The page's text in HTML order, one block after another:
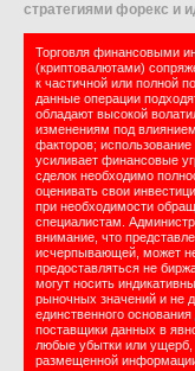
стратегиями форекс и
Торговля финансовыми
(криптовалютами)
к частичной или полной
данные операции
обладают высокой
изменениям под
факторов;
усиливает финансовые
сделок необходимо
оценивать свои
при необходимости
специалистам.
внимание, что
исчерпывающей, может
предоставляться не
могут носить
рыночных значений и не
единственного
поставщики данных в
любые убытки или ущерб,
размещенной